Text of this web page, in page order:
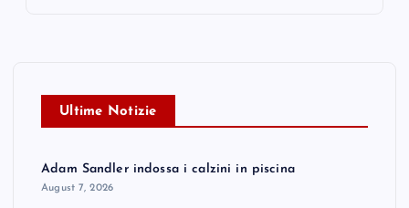
Ultime Notizie
Adam Sandler indossa i calzini in piscina
August 7, 2026